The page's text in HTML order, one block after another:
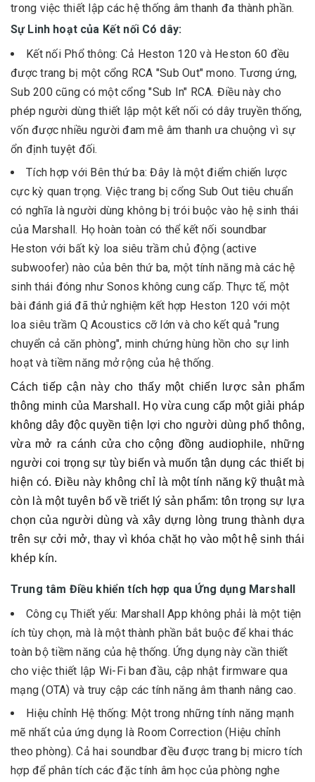
trong việc thiết lập các hệ thống âm thanh đa thành phần.
Sự Linh hoạt của Kết nối Có dây:
Kết nối Phổ thông: Cả Heston 120 và Heston 60 đều
được trang bị một cổng RCA "Sub Out" mono. Tương ứng,
Sub 200 cũng có một cổng "Sub In" RCA. Điều này cho
phép người dùng thiết lập một kết nối có dây truyền thống,
vốn được nhiều người đam mê âm thanh ưa chuộng vì sự
ổn định tuyệt đối.
Tích hợp với Bên thứ ba: Đây là một điểm chiến lược
cực kỳ quan trọng. Việc trang bị cổng Sub Out tiêu chuẩn
có nghĩa là người dùng không bị trói buộc vào hệ sinh thái
của Marshall. Họ hoàn toàn có thể kết nối soundbar
Heston với bất kỳ loa siêu trầm chủ động (active
subwoofer) nào của bên thứ ba, một tính năng mà các hệ
sinh thái đóng như Sonos không cung cấp. Thực tế, một
bài đánh giá đã thử nghiệm kết hợp Heston 120 với một
loa siêu trầm Q Acoustics cỡ lớn và cho kết quả "rung
chuyển cả căn phòng", minh chứng hùng hồn cho sự linh
hoạt và tiềm năng mở rộng của hệ thống.
Cách tiếp cận này cho thấy một chiến lược sản phẩm
thông minh của Marshall. Họ vừa cung cấp một giải pháp
không dây độc quyền tiện lợi cho người dùng phổ thông,
vừa mở ra cánh cửa cho cộng đồng audiophile, những
người coi trọng sự tùy biến và muốn tận dụng các thiết bị
hiện có. Điều này không chỉ là một tính năng kỹ thuật mà
còn là một tuyên bố về triết lý sản phẩm: tôn trọng sự lựa
chọn của người dùng và xây dựng lòng trung thành dựa
trên sự cởi mở, thay vì khóa chặt họ vào một hệ sinh thái
khép kín.
Trung tâm Điều khiển tích hợp qua Ứng dụng Marshall
Công cụ Thiết yếu: Marshall App không phải là một tiện
ích tùy chọn, mà là một thành phần bắt buộc để khai thác
toàn bộ tiềm năng của hệ thống. Ứng dụng này cần thiết
cho việc thiết lập Wi-Fi ban đầu, cập nhật firmware qua
mạng (OTA) và truy cập các tính năng âm thanh nâng cao.
Hiệu chỉnh Hệ thống: Một trong những tính năng mạnh
mẽ nhất của ứng dụng là Room Correction (Hiệu chỉnh
theo phòng). Cả hai soundbar đều được trang bị micro tích
hợp để phân tích các đặc tính âm học của phòng nghe